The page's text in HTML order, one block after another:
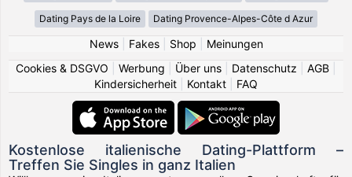
Dating Pays de la Loire Dating Provence-Alpes-Côte d Azur
News| Fakes| Shop
Meinungen
Cookies & DSGVO
Werbung Über uns Datenschutz AGB
Kindersicherheit
Kontakt FAQ
Kostenlose italienische Dating-Plattform –
Treffen Sie Singles in ganz Italien